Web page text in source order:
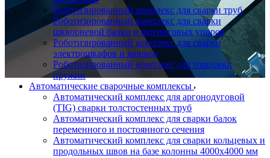
Роботизированный комплекс для сварки труб
Роботизированный комплекс для сварки
шкворневой балки и фитинговых упоров
Роботизированный комплекс для сварки
электрошкафов и ящиков
Роботизированный комплекс для торцовки
пружин
Автоматические сварочные комплексы
Автоматический комплекс для аргонодуговой
(TIG) сварки толстостенных труб
Автоматический комплекс для сварки балок
переменного и постоянного сечения
Автоматический комплекс для сварки кольцевых и
продольных швов на базе колонны 4000x4000 мм